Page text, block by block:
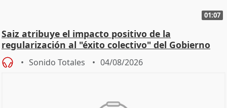
01:07
Saiz atribuye el impacto positivo de la
regularización al "éxito colectivo" del Gobierno
Sonido Totales 04/08/2026